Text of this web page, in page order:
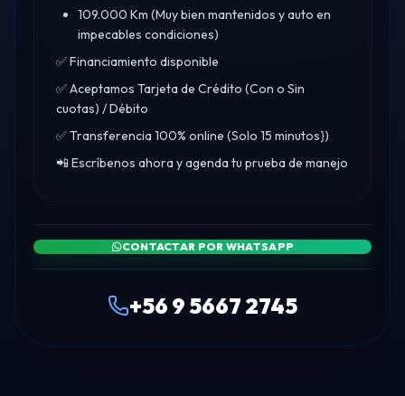
109.000 Km (Muy bien mantenidos y auto en
impecables condiciones)
✅ Financiamiento disponible
✅ Aceptamos Tarjeta de Crédito (Con o Sin
cuotas) / Débito
✅ Transferencia 100% online (Solo 15 minutos})
📲 Escríbenos ahora y agenda tu prueba de manejo
CONTACTAR POR WHATSAPP
+56 9 5667 2745